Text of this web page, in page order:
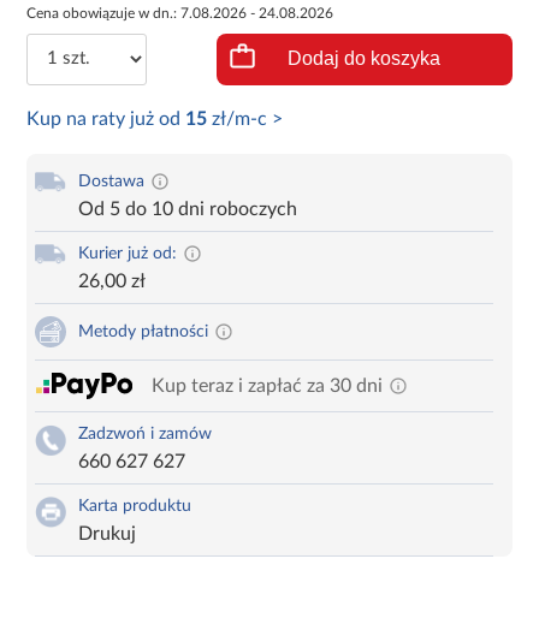
Cena obowiązuje w dn.: 7.08.2026 - 24.08.2026
Dodaj do koszyka
Kup na raty już od 15 zł/m-c >
Dostawa
Od 5 do 10 dni roboczych
Kurier już od:
26,00 zł
Metody płatności
Kup teraz i zapłać za 30 dni
Zadzwoń i zamów
660 627 627
Karta produktu
Drukuj